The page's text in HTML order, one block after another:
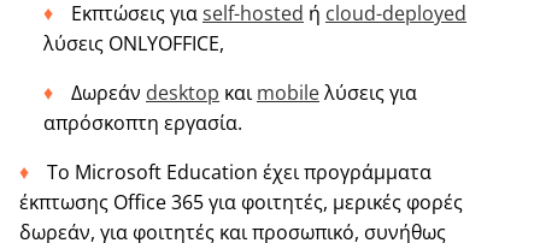
Εκπτώσεις γιαself-hosted ή cloud-deployed
λύσεις ONLYOFFICE,
Δωρεάν desktop καιmobileλύσεις για
απρόσκοπτη εργασία.
Το Microsoft Education έχει προγράμματα
έκπτωσης Office 365 για φοιτητές, μερικές φορές
δωρεάν, για φοιτητές και προσωπικό, συνήθως